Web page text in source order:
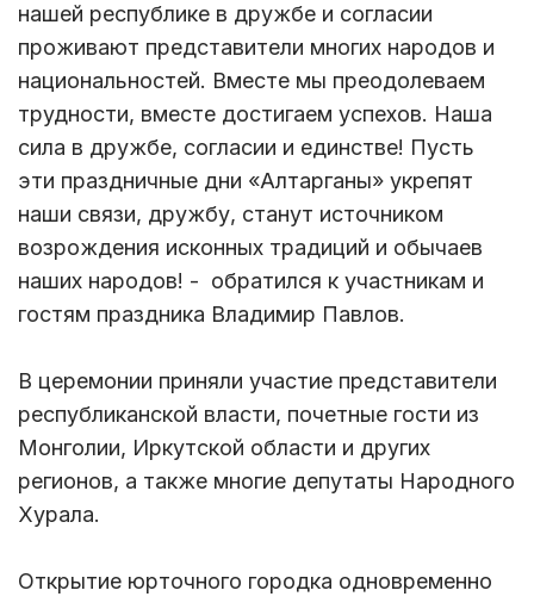
нашей республике в дружбе и согласии
проживают представители многих народов и
национальностей. Вместе мы преодолеваем
трудности, вместе достигаем успехов. Наша
сила в дружбе, согласии и единстве! Пусть
эти праздничные дни «Алтарганы» укрепят
наши связи, дружбу, станут источником
возрождения исконных традиций и обычаев
наших народов! - обратился к участникам и
гостям праздника Владимир Павлов.
В церемонии приняли участие представители
республиканской власти, почетные гости из
Монголии, Иркутской области и других
регионов, а также многие депутаты Народного
Хурала.
Открытие юрточного городка одновременно